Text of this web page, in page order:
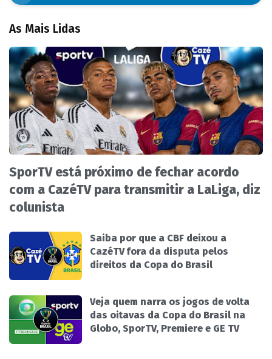
As Mais Lidas
SporTV está próximo de fechar acordo
com a CazéTV para transmitir a LaLiga, diz
colunista
Saiba por que a CBF deixou a
CazéTV fora da disputa pelos
direitos da Copa do Brasil
Veja quem narra os jogos de volta
das oitavas da Copa do Brasil na
Globo, SporTV, Premiere e GE TV